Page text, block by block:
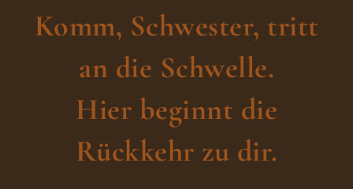
Komm, Schwester, tritt
an die Schwelle.
Hier beginnt die
Rückkehr zu dir.